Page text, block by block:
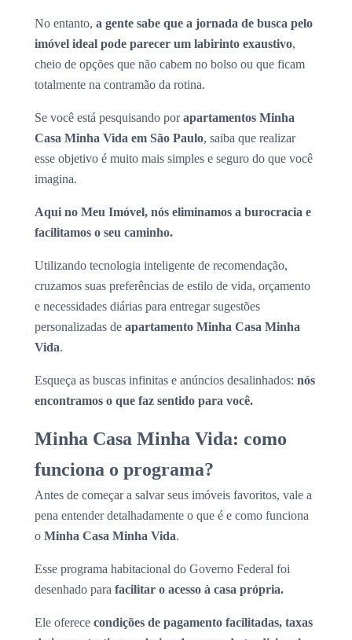
No entanto, a gente sabe que a jornada de busca pelo
imóvel ideal pode parecer um labirinto exaustivo,
cheio de opções que não cabem no bolso ou que ficam
totalmente na contramão da rotina.
Se você está pesquisando porapartamentos Minha
Casa Minha Vida em São Paulo, saiba que realizar
esse objetivo é muito mais simples e seguro do que você
imagina.
Aqui no Meu Imóvel, nós eliminamos a burocracia e
facilitamos o seu caminho.
Utilizando tecnologia inteligente de recomendação,
cruzamos suas preferências de estilo de vida, orçamento
e necessidades diárias para entregar sugestões
personalizadas de apartamento Minha Casa Minha
Vida.
Esqueça as buscas infinitas e anúncios desalinhados: nós
encontramos o que faz sentido para você.
Minha Casa Minha Vida: como
funciona o programa?
Antes de começar a salvar seus imóveis favoritos, vale a
pena entender detalhadamente o que é e como funciona
o Minha Casa Minha Vida.
Esse programa habitacional do Governo Federal foi
desenhado para facilitar o acesso à casa própria.
Ele oferece condições de pagamento facilitadas, taxas